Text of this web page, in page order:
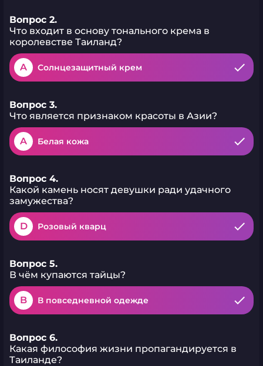
Вопрос 2.
Что входит в основу тонального крема в
королевстве Таиланд?
A Солнцезащитный крем
Вопрос 3.
Что является признаком красоты в Азии?
A Белая кожа
Вопрос 4.
Какой камень носят девушки ради удачного
замужества?
D Розовый кварц
Вопрос 5.
В чём купаются тайцы?
B В повседневной одежде
Вопрос 6.
Какая философия жизни пропагандируется в
Таиланде?